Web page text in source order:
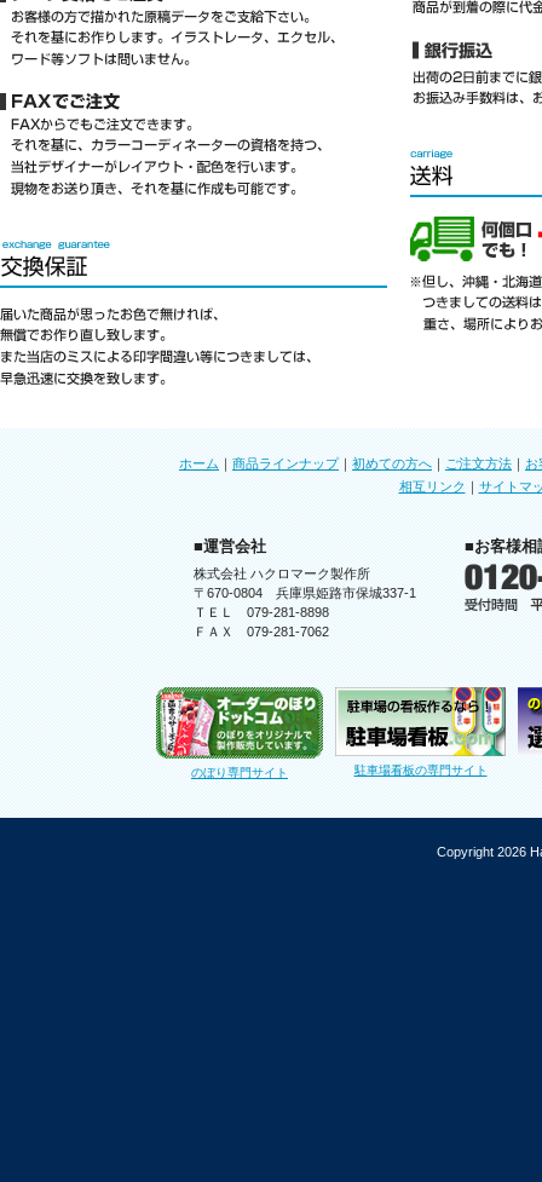
ホーム ｜ 商品ラインナップ｜ 初めての方へ ｜ ご注文方法 ｜ お
相互リンク ｜ サイトマ
■運営会社
株式会社 ハクロマーク製作所
〒670-0804 兵庫県姫路市保城337-1
ＴＥＬ 079-281-8898
ＦＡＸ 079-281-7062
■お客様相
のぼり専門サイト 駐車場看板の専門サイト
Copyright 2026